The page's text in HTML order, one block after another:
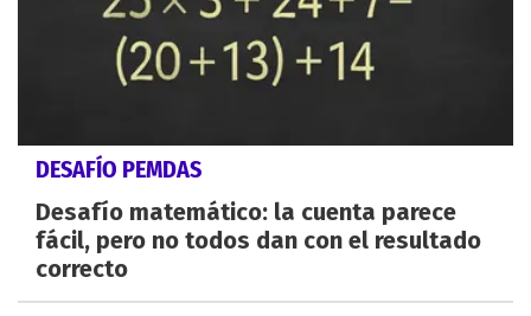
DESAFÍO PEMDAS
Desafío matemático: la cuenta parece
fácil, pero no todos dan con el resultado
correcto